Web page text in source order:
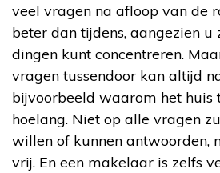
veel vragen na afloop van de
beter dan tijdens, aangezien u
dingen kunt concentreren.
vragen tussendoor kan altijd
bijvoorbeeld waarom het huis
hoelang. Niet op alle vragen
willen of kunnen antwoorden,
vrij. En een makelaar is zelfs